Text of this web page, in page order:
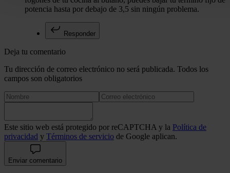
funciones de redes sociales y analizar el tráfico. Además,
quienes pueden combinarla con otra información que les
potencia hasta por debajo de 3,5 sin ningún problema.
Responder
Deja tu comentario
Tu dirección de correo electrónico no será publicada. Todos los
campos son obligatorios
Este sitio web está protegido por reCAPTCHA y la Política de
privacidad y Términos de servicio de Google aplican.
Enviar comentario